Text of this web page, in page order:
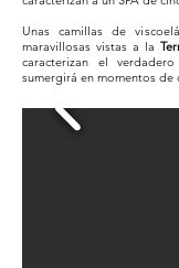
Unas camillas de
maravillosas vistas a la
caracterizan el
sumergirá en momentos de